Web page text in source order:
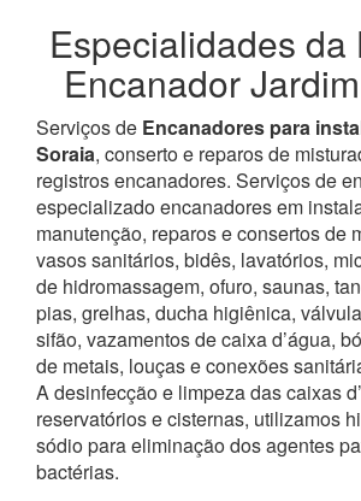
Especialidades da
Encanador
Serviços de Encanadores para
Soraia, conserto e reparos de
registros encanadores. Serviços de
especializado encanadores em
manutenção, reparos e consertos de
vasos sanitários, bidês, lavatórios,
de hidromassagem, ofuro, saunas,
pias, grelhas, ducha higiênica,
sifão, vazamentos de caixa d’água,
de metais, louças e conexões
A desinfecção e limpeza das caixas
reservatórios e cisternas, utilizamos
sódio para eliminação dos agentes
bactérias.